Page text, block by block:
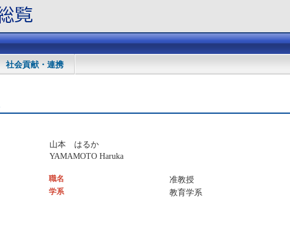
社会貢献・連携
山本 はるか
YAMAMOTO Haruka
職名 准教授
学系 教育学系